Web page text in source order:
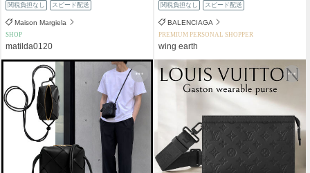
関税負担なし スピード配送
Maison Margiela
SHOP
matilda0120
関税負担なし スピード配送
BALENCIAGA
PREMIUM PERSONAL SHOPPER
wing earth